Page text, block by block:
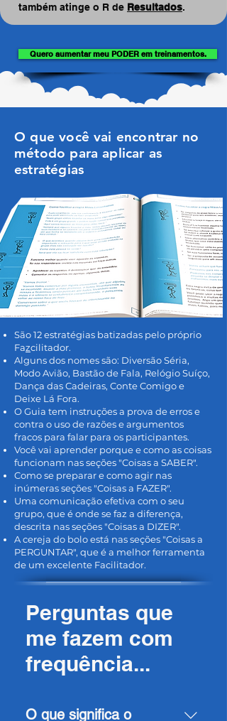
também atinge o R de Resultados.
Quero aumentar meu PODER em treinamentos.
O que você vai encontrar no
método para aplicar as
estratégias
São 12 estratégias batizadas pelo próprio
Fazcilitador.
Alguns dos nomes são: Diversão Séria,
Modo Avião, Bastão de Fala, Relógio Suíço,
Dança das Cadeiras, Conte Comigo e
Deixe Lá Fora.
O Guia tem instruções a prova de erros e
contra o uso de razões e argumentos
fracos para falar para os participantes.
Você vai aprender porque e como as coisas
funcionam nas seções "Coisas a SABER".
Como se preparar e como agir nas
inúmeras seções "Coisas a FAZER".
Uma comunicação efetiva com o seu
grupo, que é onde se faz a diferença,
descrita nas seções "Coisas a DIZER".
A cereja do bolo está nas seções "Coisas a
PERGUNTAR", que é a melhor ferramenta
de um excelente Facilitador.
Perguntas que
me fazem com
frequência...
O que significa o